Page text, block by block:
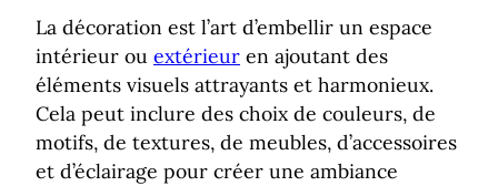
La décoration est l’art d’embellir un espace
intérieur ou extérieur en ajoutant des
éléments visuels attrayants et harmonieux.
Cela peut inclure des choix de couleurs, de
motifs, de textures, de meubles, d’accessoires
et d’éclairage pour créer une ambiance